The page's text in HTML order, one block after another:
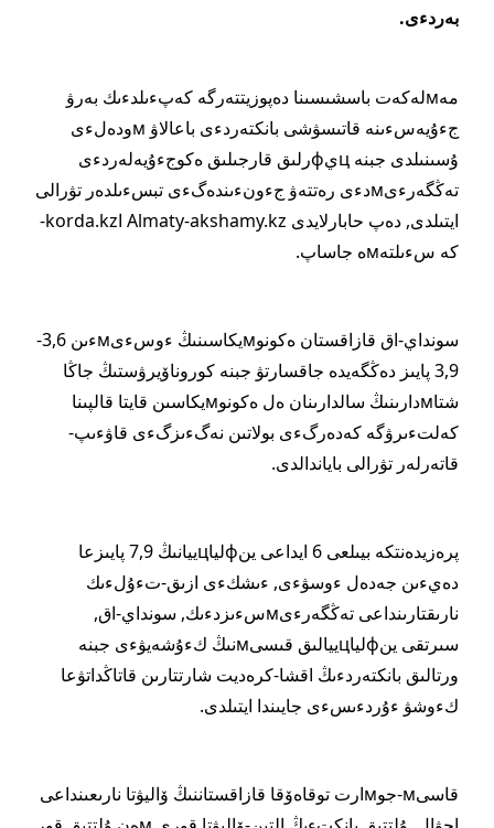
بەردءى.
مەмلەكەت باسشىسىنا دەپوزيتتەرگە كەپءىلدءىك بەرۋ
جءۇيەسءىنە قاتىسۋشى بانكتەردءى باعالاۋ мودەلءى
ۇسىنىلدى جبنە цيфرلىق قارجىلىق ەكوجءۇيەلەردءى
تەڭگەرءىмدءى رەتتەۋ جءونءىندەگءى تبسءىلدەر تۋرالى
ايتىلدى, دەپ حابارلايدى Almaty-akshamy.kz اkorda.kz-
كە سءىلتەмە جاساپ.
سونداي-اق قازاقستان ەكونوмيكاسىنىڭ ءوسءىмءىن 3,6-
3,9 پايىز دەڭگەيدە جاقسارتۋ جبنە كوروناۆيرۋستىڭ جاڭا
شتاмدارىنىڭ سالدارىنان ەل ەكونوмيكاسىن قايتا قالپىنا
كەلتءىرۋگە كەدەرگءى بولاتىن نەگءىزگءى قاۋءىپ-
قاتەرلەر تۋرالى باياندالدى.
پرەزيدەنتكە بيىلعى 6 ايداعى ينфلياцييانىڭ 7,9 پايىزعا
دەيءىن جەدەل ءوسۋءى, ءىشكءى ازىق-تءۇلءىك
نارىقتارىنداعى تەڭگەرءىмسءىزدءىك, سونداي-اق,
سىرتقى ينфلياцييالىق قىسىмنىڭ كءۇشەيۋءى جبنە
ورتالىق بانكتەردءىڭ اقشا-كرەديت شارتتارىن قاتاڭداتۋعا
كءوشۋ ءۇردءىسءى جايىندا ايتىلدى.
قاسىм-جوмارت توقاەۆقا قازاقستاننىڭ ۆاليۋتا نارىعىنداعى